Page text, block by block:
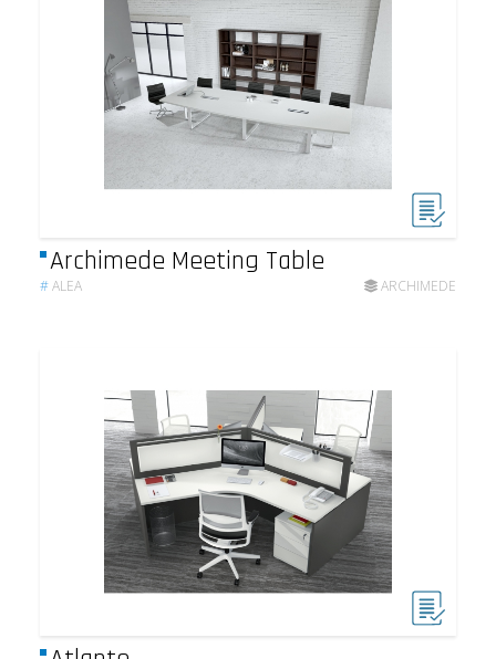
Archimede Meeting Table
#ALEA ARCHIMEDE